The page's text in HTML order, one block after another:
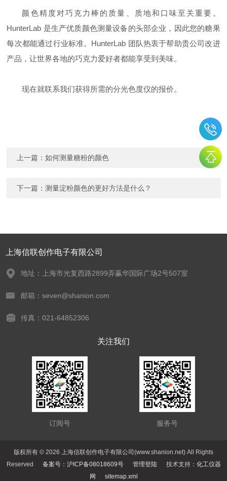
颜色精度对巧克力棒的质量、质地和口味至关重要。
HunterLab 是生产优质颜色测量设备的头部企业，因此您的糖果
每次都能通过行业标准。HunterLab 团队热衷于帮助贵公司改进
产品，让世界各地的巧克力爱好者都能享受到美味。
现在就联系我们获得所需的分光色度仪的报价。
上一篇：如何测量糖粉的颜色
下一篇：测量淀粉颜色的更好方法是什么？
上海信联创作电子有限公司
地址：上海市光复西路2899弄赢华国际广场2号507室
邮箱：seven@shanion.com
传真：021-64852306
关注我们
订阅号 服务号
版权所有 © 2026 上海信联创作电子有限公司(www.shanion.net) All Rights
Reserved 备案号：沪ICP备08018609号 管理登陆技术支持： 化工仪器
网
sitemap.xml